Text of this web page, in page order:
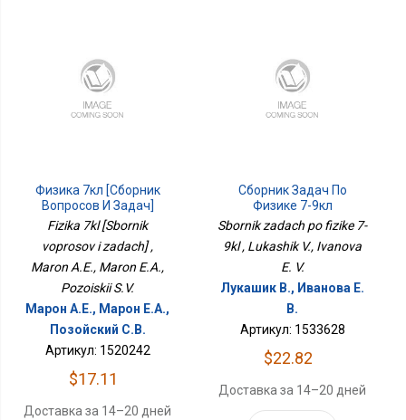
Физика 7кл [Сборник
Вопросов И Задач]
Fizika 7kl [Sbornik
voprosov i zadach] ,
Maron A.E., Maron E.A.,
Pozoiskii S.V.
Марон А.Е., Марон Е.А.,
Позойский С.В.
Артикул: 1520242
$17.11
Доставка за 14–20 дней
Сборник Задач По
Физике 7-9кл
Sbornik zadach po fizike 7-
9kl , Lukashik V., Ivanova
E. V.
Лукашик В., Иванова Е.
В.
Артикул: 1533628
$22.82
Доставка за 14–20 дней